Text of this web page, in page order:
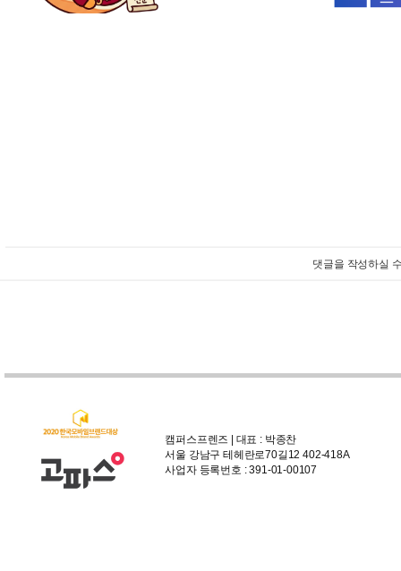
댓글을 작성하실
캠퍼스프렌즈 | 대표 : 박종찬
서울 강남구 테헤란로70길12 402-418A
사업자 등록번호 : 391-01-00107